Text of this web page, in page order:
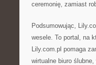
ceremonię, zamiast
Podsumowując,
wesele. To portal, na
Lily.com.pl pomaga
wirtualne biuro